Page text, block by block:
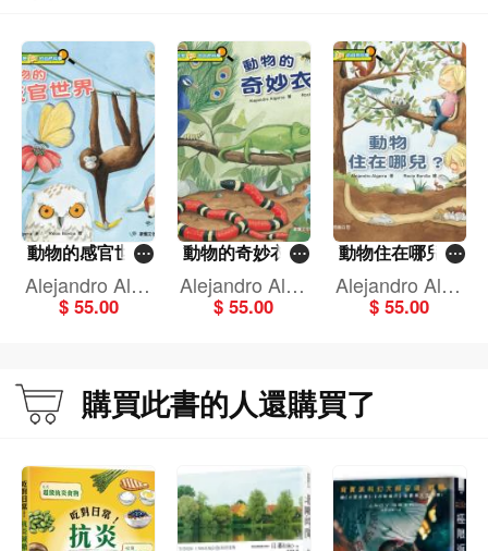
動物的感官世界
[好奇孩子想知的
自然科學]
Alejandro Alga
rra
$ 55.00
動物的奇妙衣裳
[好奇孩子想知的
自然科學]
Alejandro Alga
rra
$ 55.00
動物住在哪兒？
[好奇孩子想知的
自然科學]
Alejandro Alga
rra
$ 55.00
購買此書的人還購買了